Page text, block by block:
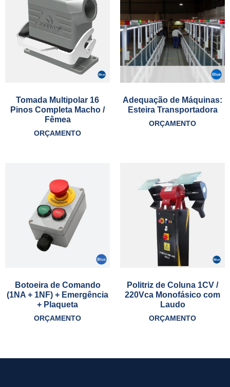
Tomada Multipolar 16
Pinos Completa Macho /
Fêmea
ORÇAMENTO
Adequação de Máquinas:
Esteira Transportadora
ORÇAMENTO
Botoeira de Comando
(1NA + 1NF) + Emergência
+ Plaqueta
ORÇAMENTO
Politriz de Coluna 1CV /
220Vca Monofásico com
Laudo
ORÇAMENTO